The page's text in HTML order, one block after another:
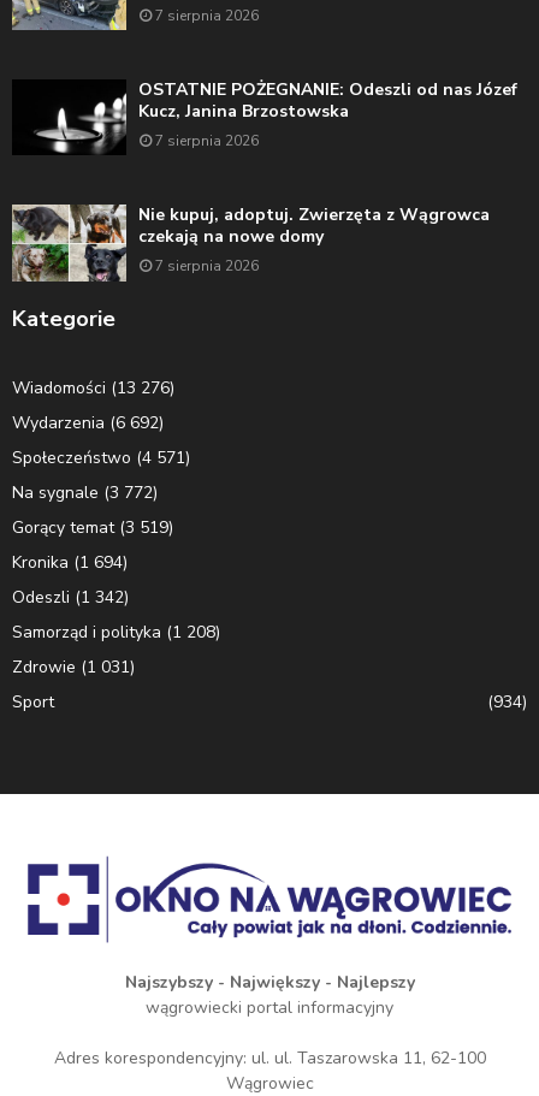
7 sierpnia 2026
OSTATNIE POŻEGNANIE: Odeszli od nas Józef
Kucz, Janina Brzostowska
7 sierpnia 2026
Nie kupuj, adoptuj. Zwierzęta z Wągrowca
czekają na nowe domy
7 sierpnia 2026
Kategorie
Wiadomości (13 276)
Wydarzenia (6 692)
Społeczeństwo (4 571)
Na sygnale (3 772)
Gorący temat(3 519)
Kronika (1 694)
Odeszli (1 342)
Samorząd i polityka (1 208)
Zdrowie (1 031)
Sport
(934)
Najszybszy - Największy - Najlepszy
wągrowiecki portal informacyjny
Adres korespondencyjny: ul. ul. Taszarowska 11, 62-100
Wągrowiec